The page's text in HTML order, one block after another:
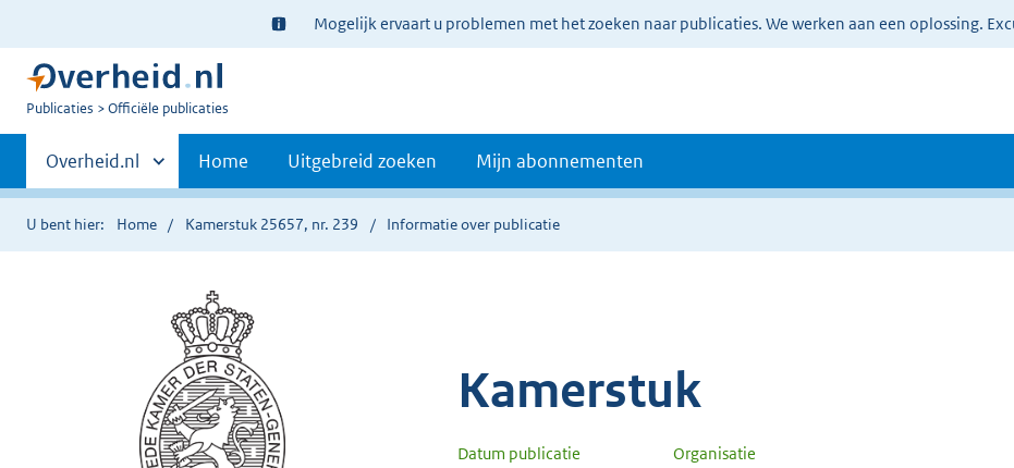
Ter
informatie:
Mogelijk ervaart u problemen met het zoeken naar publicaties. We werken aan een oplossing.
U
Publicaties Officiële publicaties
Primaire
navigatie
Andere
sites
binnen
Overheid.nl Home Uitgebreid zoeken Mijn abonnementen
U bent hier: Home Kamerstuk 25657, nr. 239 Informatie over publicatie
Kamerstuk
Datum publicatie Organisatie